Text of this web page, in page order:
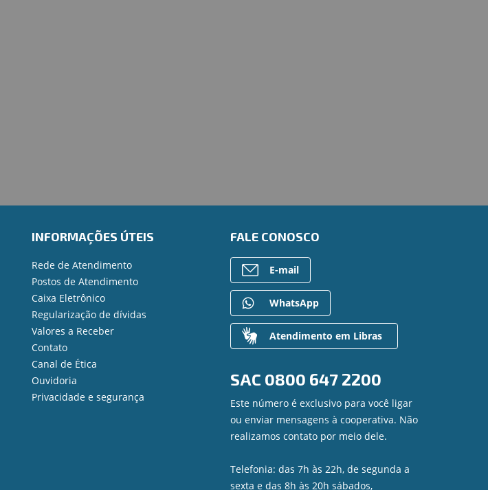
INFORMAÇÕES ÚTEIS
Rede de Atendimento
Postos de Atendimento
Caixa Eletrônico
Regularização de dívidas
Valores a Receber
Contato
Canal de Ética
Ouvidoria
Privacidade e segurança
FALE CONOSCO
E-mail
WhatsApp
Atendimento em Libras
SAC 0800 647 2200
Este número é exclusivo para você ligar
ou enviar mensagens à cooperativa. Não
realizamos contato por meio dele.
Telefonia: das 7h às 22h, de segunda a
sexta e das 8h às 20h sábados,